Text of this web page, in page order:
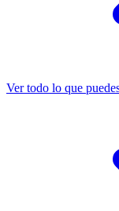
Ver todo lo que